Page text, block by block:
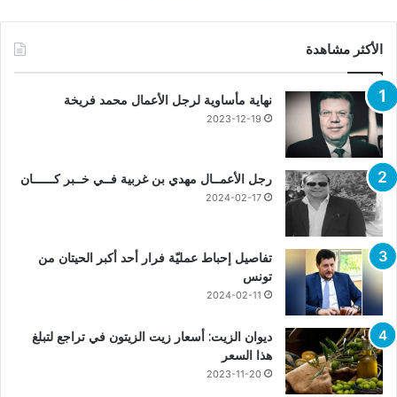
الأكثر مشاهدة
نهاية مأساوية لرجل الأعمال محمد فريخة
2023-12-19
رجل الأعمــال مهدي بن غربية فــي خــبر كــــــان
2024-02-17
تفاصيل إحباط عمليّة فرار أحد أكبر الحيتان من
تونس
2024-02-11
ديوان الزيت: أسعار زيت الزيتون في تراجع لتبلغ
هذا السعر
2023-11-20